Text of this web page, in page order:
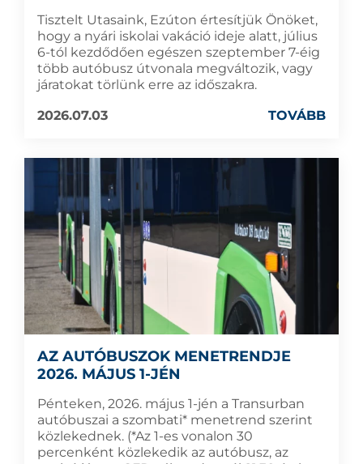
Tisztelt Utasaink, Ezúton értesítjük Önöket,
hogy a nyári iskolai vakáció ideje alatt, július
6-tól kezdődően egészen szeptember 7-éig
több autóbusz útvonala megváltozik, vagy
járatokat törlünk erre az időszakra.
2026.07.03
TOVÁBB
AZ AUTÓBUSZOK MENETRENDJE
2026. MÁJUS 1-JÉN
Pénteken, 2026. május 1-jén a Transurban
autóbuszai a szombati* menetrend szerint
közlekednek. (*Az 1-es vonalon 30
percenként közlekedik az autóbusz, az